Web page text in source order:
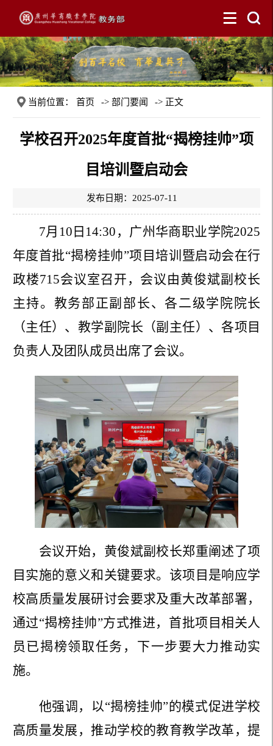
当前位置： 首页 -> 部门要闻 -> 正文
学校召开2025年度首批“揭榜挂帅”项
目培训暨启动会
发布日期：2025-07-11
7月 10 日 14:30 ，广州华商职业学院2025
年度首批“揭榜挂帅”项目培训暨启动会在行
政楼715会议室召开，会议由黄俊斌副校长
主持。教务部正副部长、各二级学院院长
（主任）、教学副院长（副主任）、各项目
负责人及团队成员出席了会议。
会议开始，黄俊斌副校长郑重阐述了项
目实施的意义和关键要求。该项目是响应学
校高质量发展研讨会要求及重大改革部署，
通过“揭榜挂帅”方式推进，首批项目相关人
员已揭榜领取任务，下一步要大力推动实
施。
他强调，以“揭榜挂帅”的模式促进学校
高质量发展 ，推动学校的教育教学改革 ，提